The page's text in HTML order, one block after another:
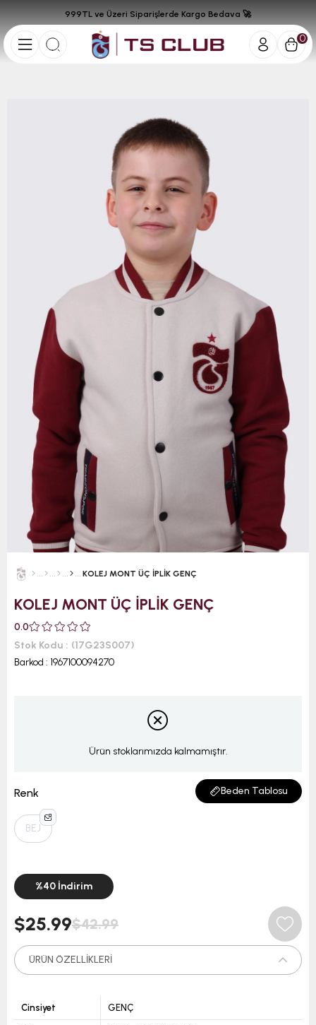
0
999TL ve Üzeri Siparişlerde Kargo Bedava 🚀
KOLEJ MONT ÜÇ İPLİK GENÇ
KOLEJ MONT ÜÇ İPLİK GENÇ
0.0
Stok Kodu
(17G23S007)
Barkod : 1967100094270
Ürün stoklarımızda kalmamıştır.
Renk Beden Tablosu
BEJ
%40 İndirim
$42.99
$25.99
ÜRÜN ÖZELLIKLERI
Cinsiyet GENÇ